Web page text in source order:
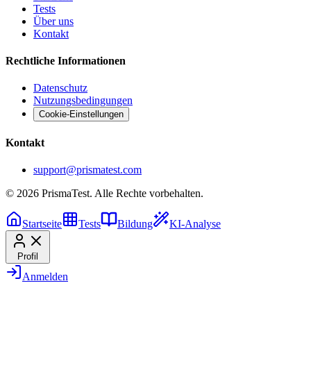
Tests
Über uns
Kontakt
Rechtliche Informationen
Datenschutz
Nutzungsbedingungen
Cookie-Einstellungen
Kontakt
support@prismatest.com
© 2026 PrismaTest. Alle Rechte vorbehalten.
Startseite Tests Bildung KI-Analyse
Profil
Anmelden